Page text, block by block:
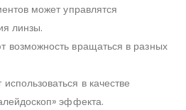
может управлятся
линзы.
вращаться в разных
в качестве
эффекта.